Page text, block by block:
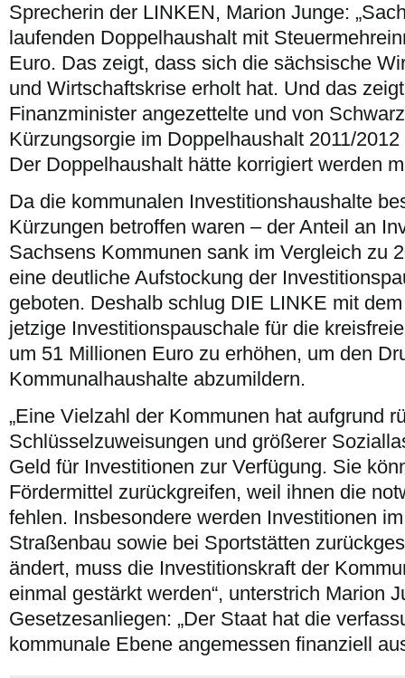
Sprecherin der LINKEN, Marion Junge:
laufenden Doppelhaushalt mit
Euro. Das zeigt, dass sich die sächsische
und Wirtschaftskrise erholt hat. Und das
Finanzminister angezettelte und von
Kürzungsorgie im Doppelhaushalt 2011/
Der Doppelhaushalt hätte korrigiert werden
Da die kommunalen Investitionshaushalte
Kürzungen betroffen waren – der Anteil an
Sachsens Kommunen sank im Vergleich zu
eine deutliche Aufstockung der
geboten. Deshalb schlug DIE LINKE mit
jetzige Investitionspauschale für die
um 51 Millionen Euro zu erhöhen, um den
Kommunalhaushalte abzumildern.
„Eine Vielzahl der Kommunen hat aufgrund
Schlüsselzuweisungen und größerer
Geld für Investitionen zur Verfügung. Sie
Fördermittel zurückgreifen, weil ihnen die
fehlen. Insbesondere werden Investitionen
Straßenbau sowie bei Sportstätten
ändert, muss die Investitionskraft der
einmal gestärkt werden“, unterstrich Marion
Gesetzesanliegen: „Der Staat hat die
kommunale Ebene angemessen finanziell